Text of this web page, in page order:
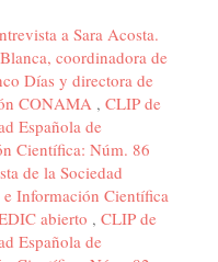
a Sara Acosta.
coordinadora de
Días y directora de
CONAMA , CLIP de
Española de
Científica: Núm. 86
de la Sociedad
Información Científica
abierto , CLIP de
Española de